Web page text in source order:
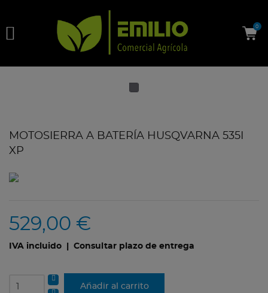
 0
MOTOSIERRA A BATERÍA HUSQVARNA 535I
XP
529,00 €
IVA incluido | Consultar plazo de entrega
Añadir al carrito